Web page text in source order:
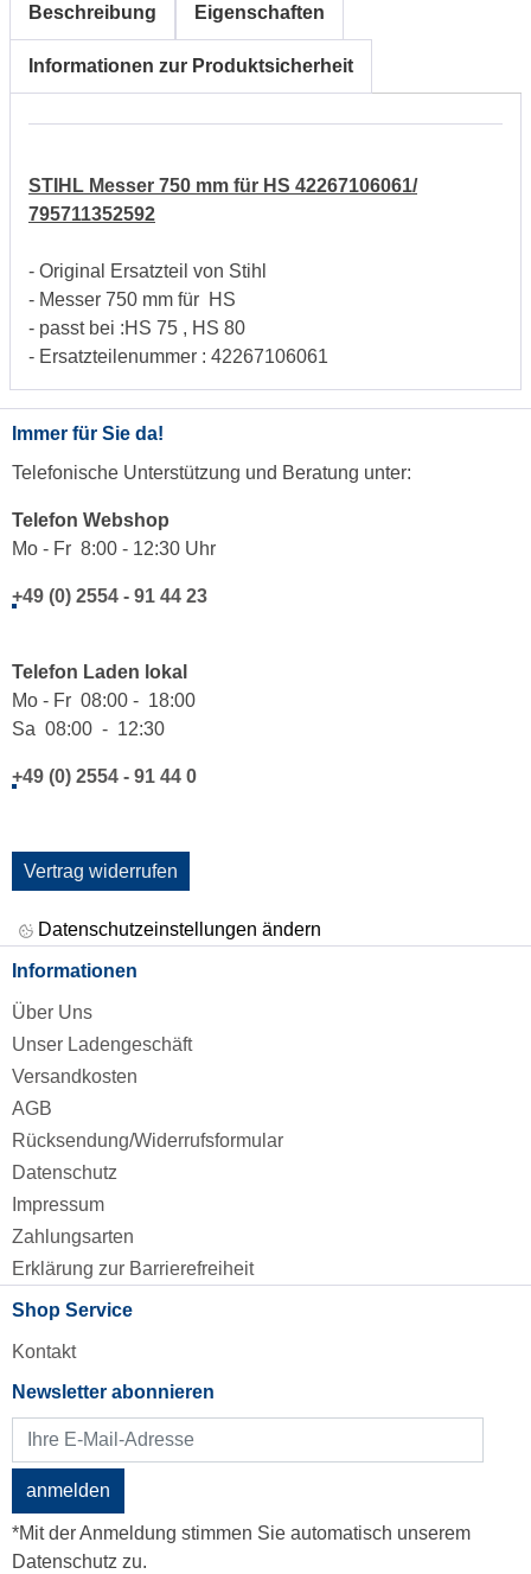
Beschreibung Eigenschaften
Informationen zur Produktsicherheit
STIHL Messer 750 mm für HS 42267106061/
795711352592
- Original Ersatzteil von Stihl
- Messer 750 mm für HS
- passt bei :HS 75 , HS 80
- Ersatzteilenummer : 42267106061
Immer für Sie da!
Telefonische Unterstützung und Beratung unter:
Telefon Webshop
Mo - Fr 8:00 - 12:30 Uhr
+49 (0) 2554 - 91 44 23
Telefon Laden lokal
Mo - Fr 08:00 - 18:00
Sa 08:00 - 12:30
+49 (0) 2554 - 91 44 0
Vertrag widerrufen
Datenschutzeinstellungen ändern
Informationen
Über Uns
Unser Ladengeschäft
Versandkosten
AGB
Rücksendung/Widerrufsformular
Datenschutz
Impressum
Zahlungsarten
Erklärung zur Barrierefreiheit
Shop Service
Kontakt
Newsletter abonnieren
anmelden
*Mit der Anmeldung stimmen Sie automatisch unserem
Datenschutz zu.